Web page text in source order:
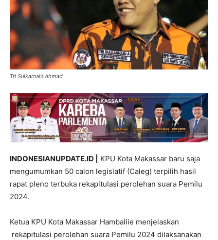
Tri Sulkarnain Ahmad
INDONESIANUPDATE.ID |
KPU Kota Makassar baru saja
mengumumkan 50 calon legislatif (Caleg) terpilih hasil
rapat pleno terbuka rekapitulasi perolehan suara Pemilu
2024.
Ketua KPU Kota Makassar Hambaliie menjelaskan
rekapitulasi perolehan suara Pemilu 2024 dilaksanakan